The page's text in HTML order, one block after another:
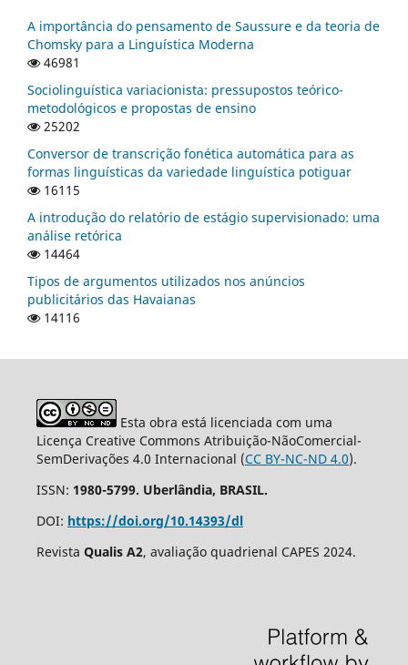
A importância do pensamento de Saussure e da teoria de
Chomsky para a Linguística Moderna
46981
Sociolinguística variacionista: pressupostos teórico-
metodológicos e propostas de ensino
25202
Conversor de transcrição fonética automática para as
formas linguísticas da variedade linguística potiguar
16115
A introdução do relatório de estágio supervisionado: uma
análise retórica
14464
Tipos de argumentos utilizados nos anúncios
publicitários das Havaianas
14116
Esta obra está licenciada com uma
Licença Creative Commons Atribuição-NãoComercial-
SemDerivações 4.0 Internacional (CC BY-NC-ND 4.0).
ISSN: 1980-5799. Uberlândia, BRASIL.
DOI: https://doi.org/10.14393/dl
Revista Qualis A2, avaliação quadrienal CAPES 2024.